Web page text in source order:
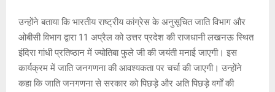
उन्होंने बताया कि भारतीय राष्ट्रीय कांग्रेस के अनुसूचित जाति विभाग और
ओबीसी विभाग द्वारा 11 अप्रैल को उत्तर प्रदेश की राजधानी लखनऊ स्थित
इंदिरा गांधी प्रतिष्ठान में ज्योतिबा फुले जी की जयंती मनाई जाएगी। इस
कार्यक्रम में जाति जनगणना की आवश्यकता पर चर्चा की जाएगी। उन्होंने
कहा कि जाति जनगणना से सरकार को पिछड़े और अति पिछड़े वर्गों की